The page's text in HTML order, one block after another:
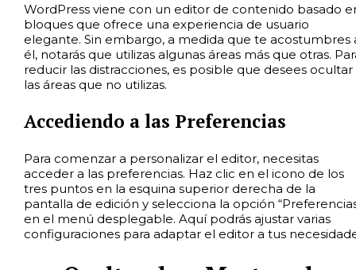
WordPress viene con un editor de contenido basado
bloques que ofrece una experiencia de usuario
elegante. Sin embargo, a medida que te acostumbres
él, notarás que utilizas algunas áreas más que otras.
reducir las distracciones, es posible que desees ocultar
las áreas que no utilizas.
Accediendo a las Preferencias
Para comenzar a personalizar el editor, necesitas
acceder a las preferencias. Haz clic en el icono de los
tres puntos en la esquina superior derecha de la
pantalla de edición y selecciona la opción
en el menú desplegable. Aquí podrás ajustar varias
configuraciones para adaptar el editor a tus